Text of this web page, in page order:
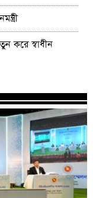
করে স্বাধীন